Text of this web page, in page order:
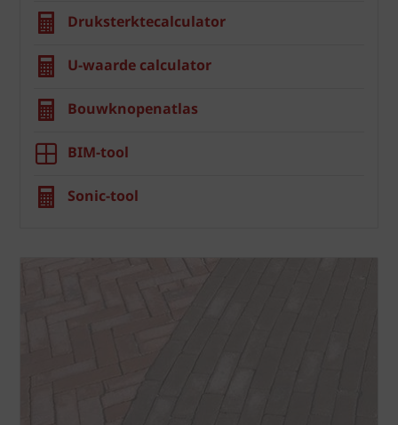
Druksterktecalculator
U-waarde calculator
Bouwknopenatlas
BIM-tool
Sonic-tool